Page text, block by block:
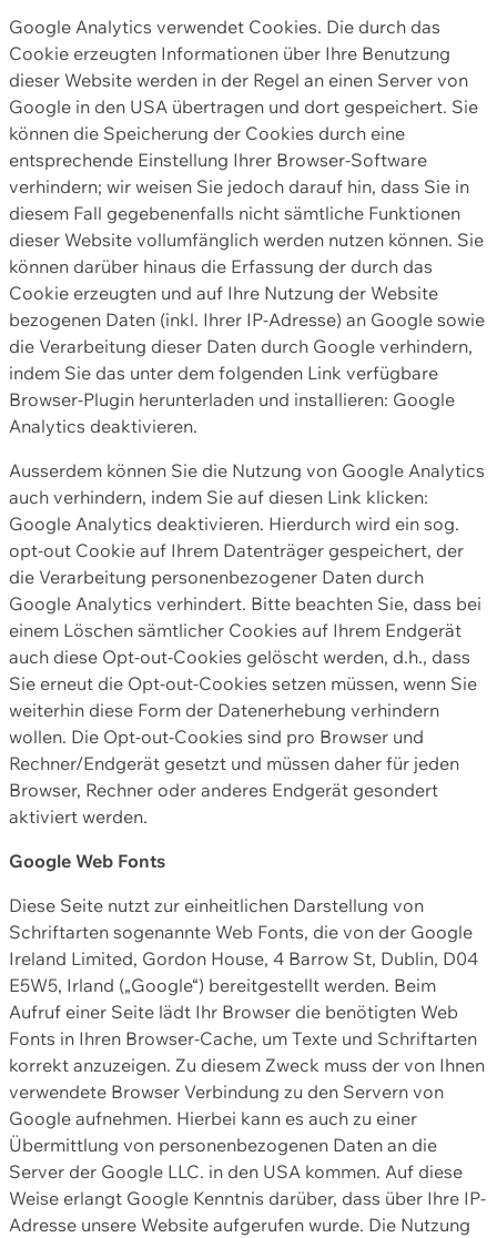
Google Analytics verwendet Cookies. Die durch das
Cookie erzeugten Informationen über Ihre Benutzung
dieser Website werden in der Regel an einen Server von
Google in den USA übertragen und dort gespeichert. Sie
können die Speicherung der Cookies durch eine
entsprechende Einstellung Ihrer Browser-Software
verhindern; wir weisen Sie jedoch darauf hin, dass Sie in
diesem Fall gegebenenfalls nicht sämtliche Funktionen
dieser Website vollumfänglich werden nutzen können. Sie
können darüber hinaus die Erfassung der durch das
Cookie erzeugten und auf Ihre Nutzung der Website
bezogenen Daten (inkl. Ihrer IP-Adresse) an Google sowie
die Verarbeitung dieser Daten durch Google verhindern,
indem Sie das unter dem folgenden Link verfügbare
Browser-Plugin herunterladen und installieren: Google
Analytics deaktivieren.
Ausserdem können Sie die Nutzung von Google Analytics
auch verhindern, indem Sie auf diesen Link klicken:
Google Analytics deaktivieren. Hierdurch wird ein sog.
opt-out Cookie auf Ihrem Datenträger gespeichert, der
die Verarbeitung personenbezogener Daten durch
Google Analytics verhindert. Bitte beachten Sie, dass bei
einem Löschen sämtlicher Cookies auf Ihrem Endgerät
auch diese Opt-out-Cookies gelöscht werden, d.h., dass
Sie erneut die Opt-out-Cookies setzen müssen, wenn Sie
weiterhin diese Form der Datenerhebung verhindern
wollen. Die Opt-out-Cookies sind pro Browser und
Rechner/Endgerät gesetzt und müssen daher für jeden
Browser, Rechner oder anderes Endgerät gesondert
aktiviert werden.
Google Web Fonts
Diese Seite nutzt zur einheitlichen Darstellung von
Schriftarten sogenannte Web Fonts, die von der Google
Ireland Limited, Gordon House, 4 Barrow St, Dublin, D04
E5W5, Irland („Google“) bereitgestellt werden. Beim
Aufruf einer Seite lädt Ihr Browser die benötigten Web
Fonts in Ihren Browser-Cache, um Texte und Schriftarten
korrekt anzuzeigen. Zu diesem Zweck muss der von Ihnen
verwendete Browser Verbindung zu den Servern von
Google aufnehmen. Hierbei kann es auch zu einer
Übermittlung von personenbezogenen Daten an die
Server der Google LLC. in den USA kommen. Auf diese
Weise erlangt Google Kenntnis darüber, dass über Ihre IP-
Adresse unsere Website aufgerufen wurde. Die Nutzung